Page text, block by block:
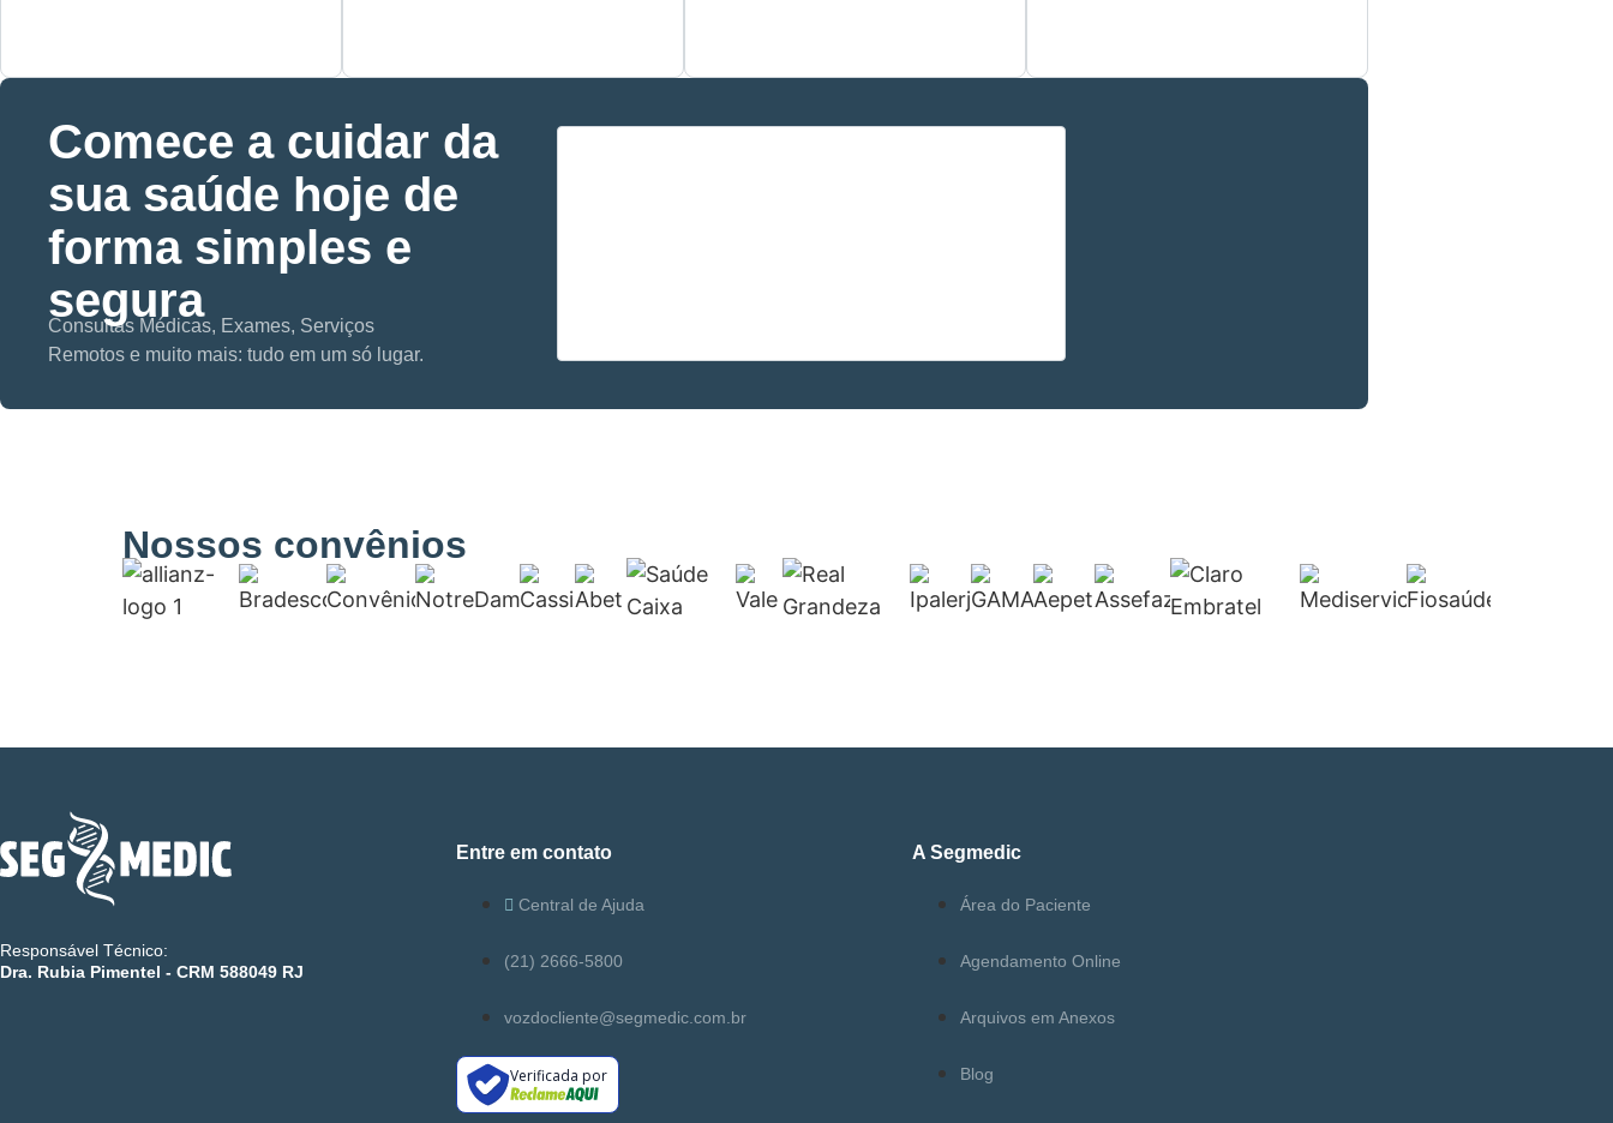
Comece a cuidar da
sua saúde hoje de
forma simples e
segura
Consultas Médicas, Exames, Serviços
Remotos e muito mais: tudo em um só lugar.
Nossos convênios
Responsável Técnico:
Dra. Rubia Pimentel - CRM 588049 RJ
Entre em contato
Central de Ajuda
(21) 2666-5800
vozdocliente@segmedic.com.br
Verificada por
A Segmedic
Área do Paciente
Agendamento Online
Arquivos em Anexos
Blog